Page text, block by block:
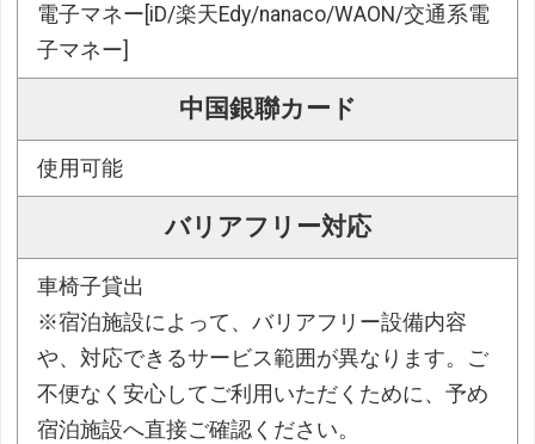
電子マネー[iD/楽天Edy/nanaco/WAON/交通系電
子マネー]
中国銀聯カード
使用可能
バリアフリー対応
車椅子貸出
※宿泊施設によって、バリアフリー設備内容
や、対応できるサービス範囲が異なります。ご
不便なく安心してご利用いただくために、予め
宿泊施設へ直接ご確認ください。